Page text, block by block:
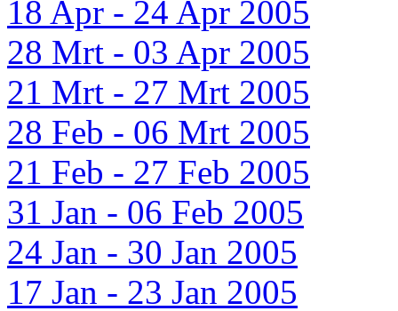
18 Apr - 24 Apr 2005
28 Mrt - 03 Apr 2005
21 Mrt - 27 Mrt 2005
28 Feb - 06 Mrt 2005
21 Feb - 27 Feb 2005
31 Jan - 06 Feb 2005
24 Jan - 30 Jan 2005
17 Jan - 23 Jan 2005